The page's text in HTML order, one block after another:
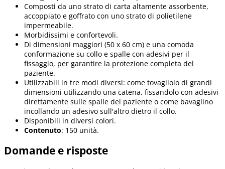
Composti da uno strato di carta altamente assorbente,
accoppiato e goffrato con uno strato di polietilene
impermeabile.
Morbidissimi e confortevoli.
Di dimensioni maggiori (50 x 60 cm) e una comoda
conformazione su collo e spalle con adesivi per il
fissaggio, per garantire la protezione completa del
paziente.
Utilizzabili in tre modi diversi: come tovagliolo di grandi
dimensioni utilizzando una catena, fissandolo con adesivi
direttamente sulle spalle del paziente o come bavaglino
incollando un adesivo sull'altro dietro il collo.
Disponibili in diversi colori.
Contenuto: 150 unità.
Domande e risposte